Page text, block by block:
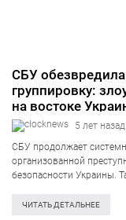
СБУ
группировку:
на востоке
5 лет назад
СБУ продолжает
организованной
безопасности Украины.
Об этом информирует
ЧИТАТЬ ДЕТАЛЬНЕЕ